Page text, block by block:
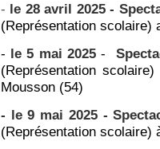
- le 28 avril 2025 -
(Représentation scolaire)
- le 5 mai 2025-
(Représentation scolaire)
Mousson (54)
- le 9 mai 2025 -
(Représentation scolaire)